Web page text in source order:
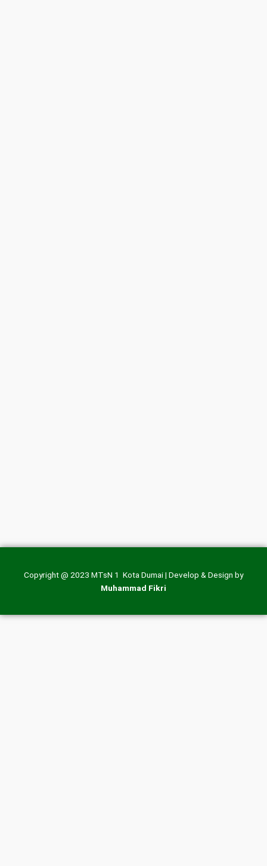
Copyright @ 2023 MTsN 1 Kota Dumai | Develop & Design by
Muhammad Fikri